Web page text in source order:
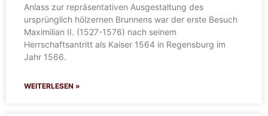
Anlass zur repräsentativen Ausgestaltung des
ursprünglich hölzernen Brunnens war der erste Besuch
Maximilian II. (1527-1576) nach seinem
Herrschaftsantritt als Kaiser 1564 in Regensburg im
Jahr 1566.
WEITERLESEN »